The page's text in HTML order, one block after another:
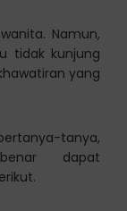
Namun,
tidak kunjung
yang
tanya,
dapat